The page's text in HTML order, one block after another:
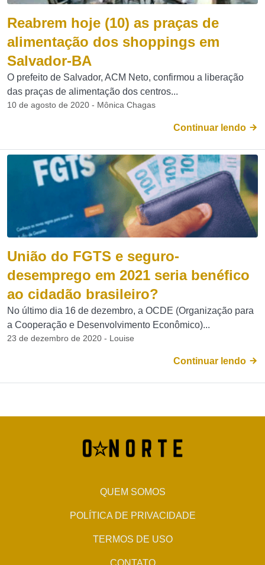
Reabrem hoje (10) as praças de
alimentação dos shoppings em
Salvador-BA
O prefeito de Salvador, ACM Neto, confirmou a liberação
das praças de alimentação dos centros...
10 de agosto de 2020 - Mônica Chagas
Continuar lendo
União do FGTS e seguro-
desemprego em 2021 seria benéfico
ao cidadão brasileiro?
No último dia 16 de dezembro, a OCDE (Organização para
a Cooperação e Desenvolvimento Econômico)...
23 de dezembro de 2020 - Louise
Continuar lendo
QUEM SOMOS
POLÍTICA DE PRIVACIDADE
TERMOS DE USO